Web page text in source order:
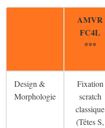
AMVR
FC4L
***
Design &
Morphologie
Fixation
scratch
classique
(Têtes S,